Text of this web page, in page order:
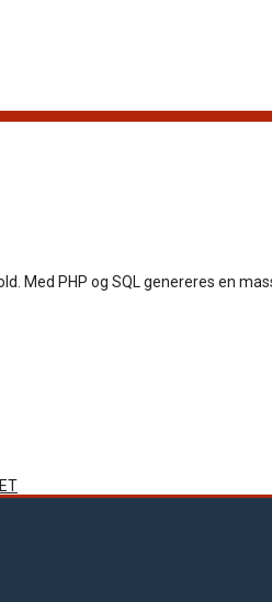
Med PHP og SQL genereres en